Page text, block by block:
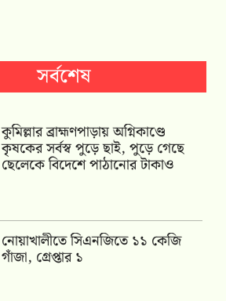
সর্বশেষ
কুমিল্লার ব্রাহ্মণপাড়ায় অগ্নিকাণ্ডে
কৃষকের সর্বস্ব পুড়ে ছাই, পুড়ে গেছে
ছেলেকে বিদেশে পাঠানোর টাকাও
নোয়াখালীতে সিএনজিতে ১১ কেজি
গাঁজা, গ্রেপ্তার ১